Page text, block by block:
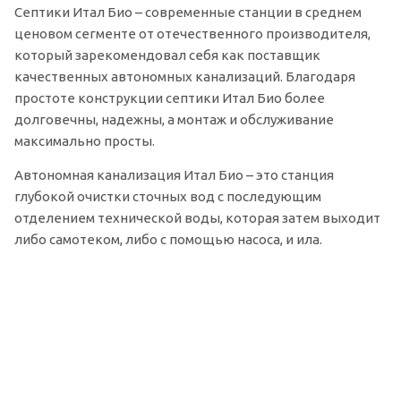
Септики Итал Био – современные станции в среднем
ценовом сегменте от отечественного производителя,
который зарекомендовал себя как поставщик
качественных автономных канализаций. Благодаря
простоте конструкции септики Итал Био более
долговечны, надежны, а монтаж и обслуживание
максимально просты.
Автономная канализация Итал Био – это станция
глубокой очистки сточных вод с последующим
отделением технической воды, которая затем выходит
либо самотеком, либо с помощью насоса, и ила.